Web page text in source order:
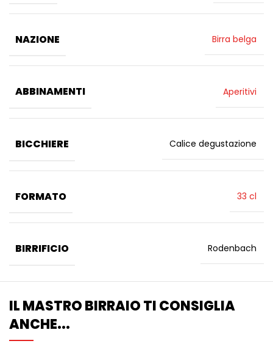
NAZIONE Birra belga
ABBINAMENTI Aperitivi
BICCHIERE Calice degustazione
FORMATO 33 cl
BIRRIFICIO Rodenbach
IL MASTRO BIRRAIO TI CONSIGLIA
ANCHE...